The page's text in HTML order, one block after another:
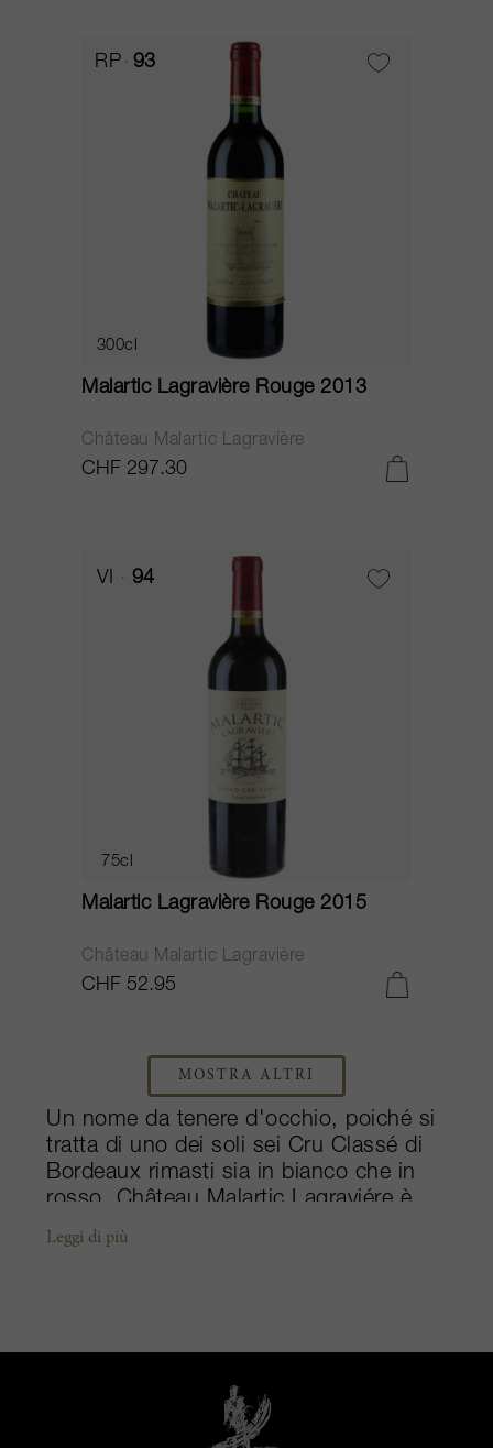
RP 93
300cl
Malartic Lagravière Rouge 2013
Château Malartic Lagravière
CHF 297.30
VI 94
75cl
Malartic Lagravière Rouge 2015
Château Malartic Lagravière
CHF 52.95
MOSTRA ALTRI
Un nome da tenere d'occhio, poiché si
tratta di uno dei soli sei Cru Classé di
Bordeaux rimasti sia in bianco che in
rosso, Château Malartic Lagraviére è
una delle denominazioni più raffinate.
Una coppia belga, Michele e Alfred-
nuora, Jean-Jacques e Séverine.
All'inizio del secolo la tenuta ha
adottato l'agricoltura biologica e ridotto
le rese, ottenendo una qualità
Leggi di più